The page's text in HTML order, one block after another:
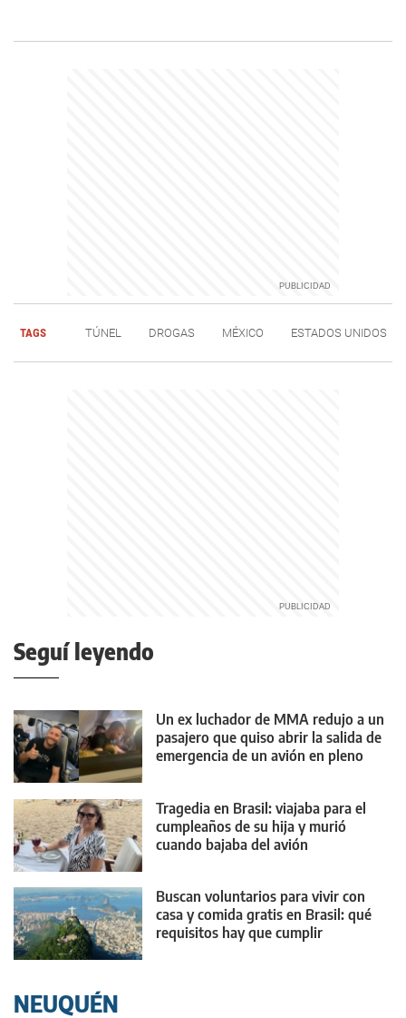
TAGS TÚNEL DROGAS MÉXICO ESTADOS UNIDOS
Seguí leyendo
Un ex luchador de MMA redujo a un
pasajero que quiso abrir la salida de
emergencia de un avión en pleno
Tragedia en Brasil: viajaba para el
cumpleaños de su hija y murió
cuando bajaba del avión
Buscan voluntarios para vivir con
casa y comida gratis en Brasil: qué
requisitos hay que cumplir
NEUQUÉN